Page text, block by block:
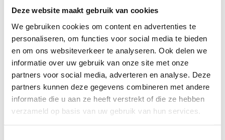
Deze website maakt gebruik van cookies
We gebruiken cookies om content en advertenties te
personaliseren, om functies voor social media te bieden
en om ons websiteverkeer te analyseren. Ook delen we
informatie over uw gebruik van onze site met onze
partners voor social media, adverteren en analyse. Deze
partners kunnen deze gegevens combineren met andere
informatie die u aan ze heeft verstrekt of die ze hebben
verzameld op basis van uw gebruik van hun services.